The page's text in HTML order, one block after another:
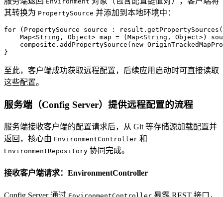
其转换为 PropertySource 并添加到本地环境中：
for (PropertySource source :
Map<String, Object> map = (Map<String, Object>)
    composite.addPropertySource(
new
}
至此，客户端成功获取远程配置，后续应用启动时可直接读取
这些配置。
服务端（Config Server）提供远程配置的流程
服务端接收客户端的配置请求后，从 Git 等存储源加载配置并
返回，核心由 EnvironmentController 和
EnvironmentRepository 协同完成。
接收客户端请求：EnvironmentController